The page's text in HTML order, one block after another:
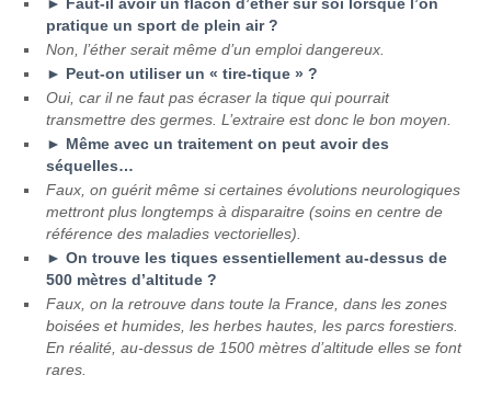
► Faut-il avoir un flacon d’éther sur soi lorsque l’on
pratique un sport de plein air ?
Non, l’éther serait même d’un emploi dangereux.
► Peut-on utiliser un « tire-tique » ?
Oui, car il ne faut pas écraser la tique qui pourrait
transmettre des germes. L’extraire est donc le bon moyen.
► Même avec un traitement on peut avoir des
séquelles…
Faux, on guérit même si certaines évolutions neurologiques
mettront plus longtemps à disparaitre (soins en centre de
référence des maladies vectorielles).
► On trouve les tiques essentiellement au-dessus de
500 mètres d’altitude ?
Faux, on la retrouve dans toute la France, dans les zones
boisées et humides, les herbes hautes, les parcs forestiers.
En réalité, au-dessus de 1500 mètres d’altitude elles se font
rares.